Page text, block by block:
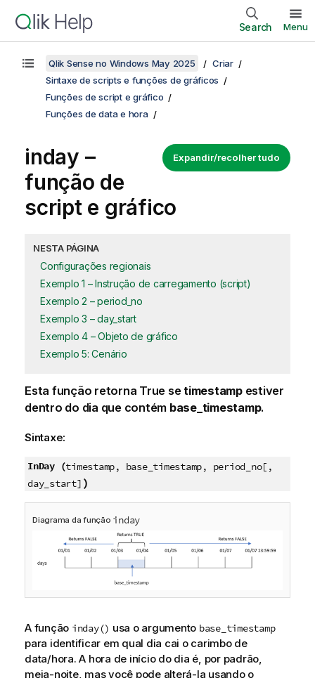
Search Menu
Qlik Sense no Windows May 2025
Criar
Sintaxe de scripts e funções de gráficos
Funções de script e gráfico
Funções de data e hora
Expandir/recolher tudo
inday –
função de
script e gráfico
NESTA PÁGINA
Configurações regionais
Exemplo 1 – Instrução de carregamento (script)
Exemplo 2 – period_no
Exemplo 3 – day_start
Exemplo 4 – Objeto de gráfico
Exemplo 5: Cenário
Esta função retorna True se timestampestiver
dentro do dia que contém base_timestamp.
Sintaxe:
InDay (timestamp, base_timestamp, period_no[,
day_start] )
Diagrama da função inday
A função inday() usa o argumento base_timestamp
para identificar em qual dia cai o carimbo de
data/hora. A hora de início do dia é, por padrão,
meia-noite, mas você pode alterá-la usando o